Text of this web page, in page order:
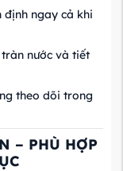
ngay cả khi
nước và tiết
theo dõi trong
– PHÙ HỢP